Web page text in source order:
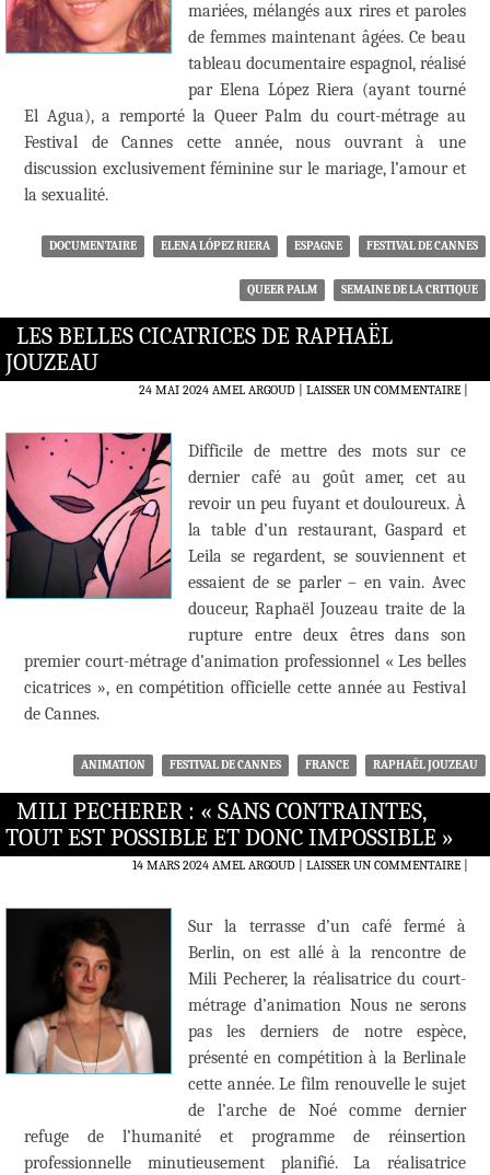
mariées, mélangés aux rires et paroles
de femmes maintenant âgées. Ce beau
tableau documentaire espagnol, réalisé
par Elena López Riera (ayant tourné
El Agua), a remporté la Queer Palm du court-métrage au
Festival de Cannes cette année, nous ouvrant à une
discussion exclusivement féminine sur le mariage, l’amour et
la sexualité.
DOCUMENTAIRE ELENA LÓPEZ RIERA ESPAGNE FESTIVAL DE CANNES
QUEER PALM SEMAINE DE LA CRITIQUE
LES BELLES CICATRICES DE RAPHAËL
JOUZEAU
24 MAI 2024 AMEL ARGOUD LAISSER UN COMMENTAIRE|
Difficile de mettre des mots sur ce
dernier café au goût amer, cet au
revoir un peu fuyant et douloureux. À
la table d’un restaurant, Gaspard et
Leila se regardent, se souviennent et
essaient de se parler – en vain. Avec
douceur, Raphaël Jouzeau traite de la
rupture entre deux êtres dans son
premier court-métrage d’animation professionnel « Les belles
cicatrices », en compétition officielle cette année au Festival
de Cannes.
ANIMATION FESTIVAL DE CANNES FRANCE RAPHAËL JOUZEAU
MILI PECHERER : « SANS CONTRAINTES,
TOUT EST POSSIBLE ET DONC IMPOSSIBLE »
14 MARS 2024 AMEL ARGOUD LAISSER UN COMMENTAIRE|
Sur la terrasse d’un café fermé à
Berlin, on est allé à la rencontre de
Mili Pecherer, la réalisatrice du court-
métrage d’animation Nous ne serons
pas les derniers de notre espèce,
présenté en compétition à la Berlinale
cette année. Le film renouvelle le sujet
de l’arche de Noé comme dernier
refuge de l’humanité et programme de réinsertion
professionnelle minutieusement planifié. La réalisatrice